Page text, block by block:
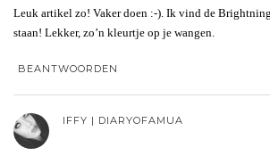
Leuk artikel zo! Vaker doen :-). Ik vind de
staan! Lekker, zo’n kleurtje op je wangen.
BEANTWOORDEN
IFFY | DIARYOFAMUA